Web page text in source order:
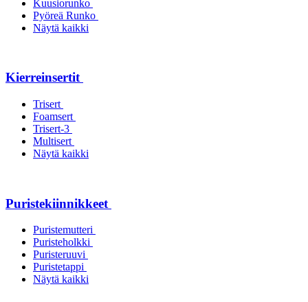
Kuusiorunko
Pyöreä Runko
Näytä kaikki
Kierreinsertit
Trisert
Foamsert
Trisert-3
Multisert
Näytä kaikki
Puristekiinnikkeet
Puristemutteri
Puristeholkki
Puristeruuvi
Puristetappi
Näytä kaikki